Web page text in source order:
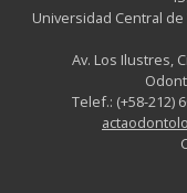
Universidad Central de
Av. Los Ilustres,
Telef.: (+58-212)